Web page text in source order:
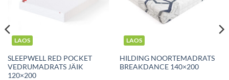
LAOS
SLEEPWELL RED POCKET
VEDRUMADRATS JÄIK
120×200
LAOS
HILDING NOORTEMADRATS
BREAKDANCE 140×200